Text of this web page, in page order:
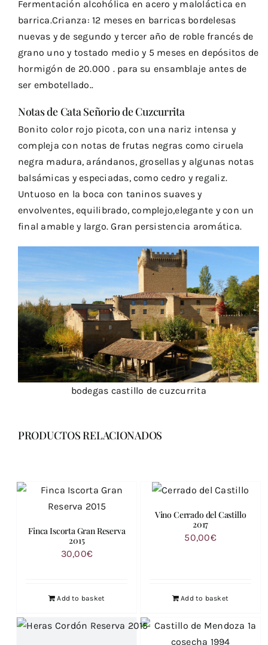
Fermentación alcohólica en acero y maloláctica en
barrica.Crianza: 12 meses en barricas bordelesas
nuevas y de segundo y tercer año de roble francés de
grano uno y tostado medio y 5 meses en depósitos de
hormigón de 20.000 . para su ensamblaje antes de
ser embotellado..
Notas de Cata Señorio de Cuzcurrita
Bonito color rojo picota, con una nariz intensa y
compleja con notas de frutas negras como ciruela
negra madura, arándanos, grosellas y algunas notas
balsámicas y especiadas, como cedro y regaliz.
Untuoso en la boca con taninos suaves y
envolventes, equilibrado, complejo,elegante y con un
final amable y largo. Gran persistencia aromática.
bodegas castillo de cuzcurrita
PRODUCTOS RELACIONADOS
Finca Iscorta Gran Reserva
2015
30,00€
Add to basket
Vino Cerrado del Castillo
2017
50,00€
Add to basket